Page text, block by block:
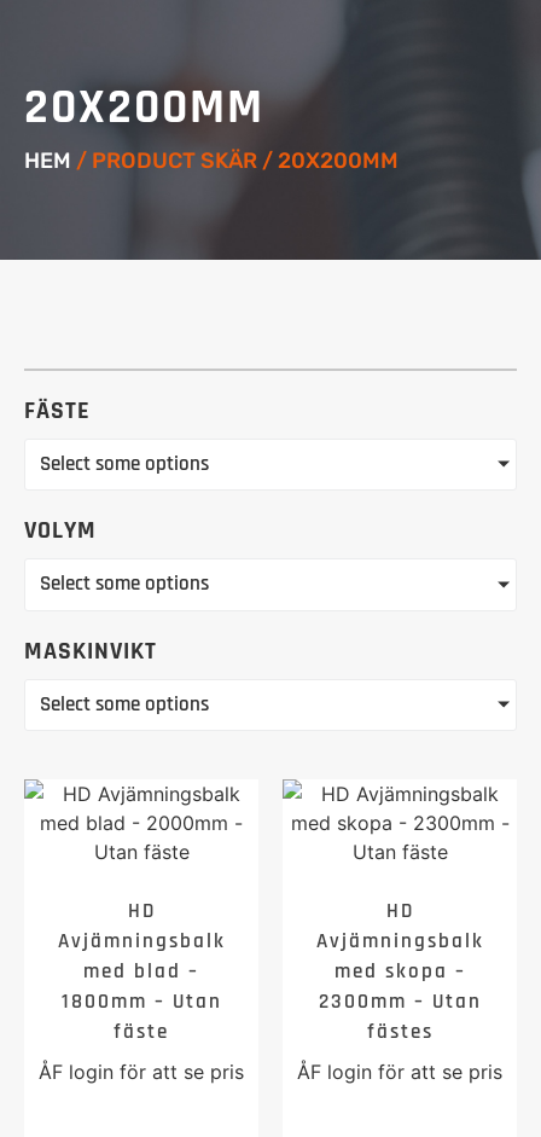
20X200MM
HEM / PRODUCT SKÄR / 20X200MM
FÄSTE
Select some options
VOLYM
Select some options
MASKINVIKT
Select some options
HD
Avjämningsbalk
med blad –
1800mm – Utan
fäste
ÅF login för att se pris
HD
Avjämningsbalk
med skopa –
2300mm – Utan
fästes
ÅF login för att se pris